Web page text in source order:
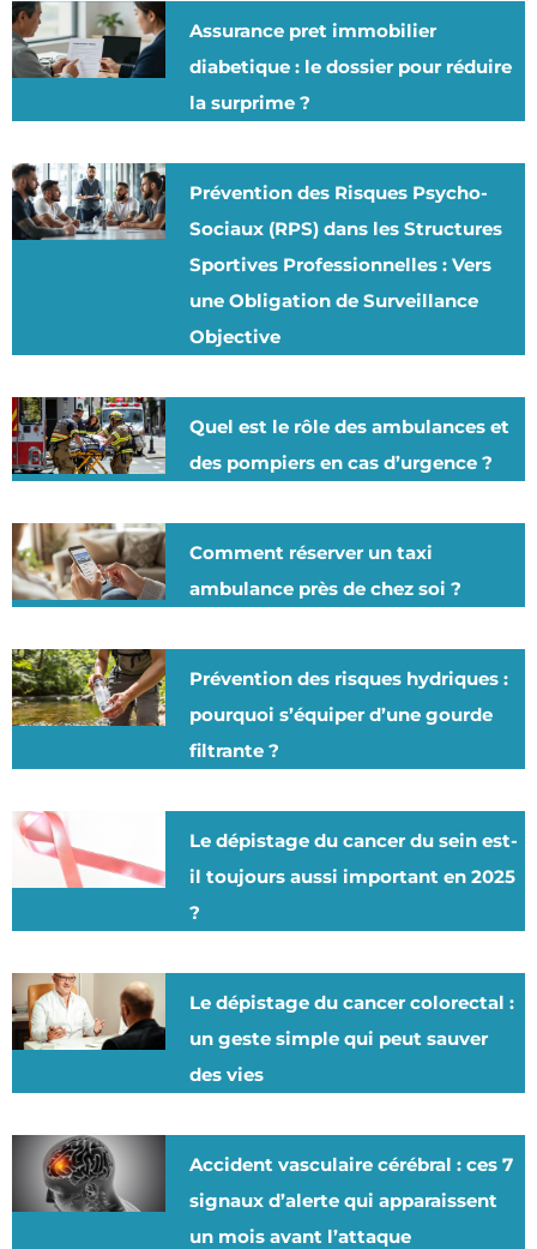
Assurance pret immobilier
diabetique : le dossier pour réduire
la surprime ?
Prévention des Risques Psycho-
Sociaux (RPS) dans les Structures
Sportives Professionnelles : Vers
une Obligation de Surveillance
Objective
Quel est le rôle des ambulances et
des pompiers en cas d’urgence ?
Comment réserver un taxi
ambulance près de chez soi ?
Prévention des risques hydriques :
pourquoi s’équiper d’une gourde
filtrante ?
Le dépistage du cancer du sein est-
il toujours aussi important en 2025
?
Le dépistage du cancer colorectal :
un geste simple qui peut sauver
des vies
Accident vasculaire cérébral : ces 7
signaux d’alerte qui apparaissent
un mois avant l’attaque